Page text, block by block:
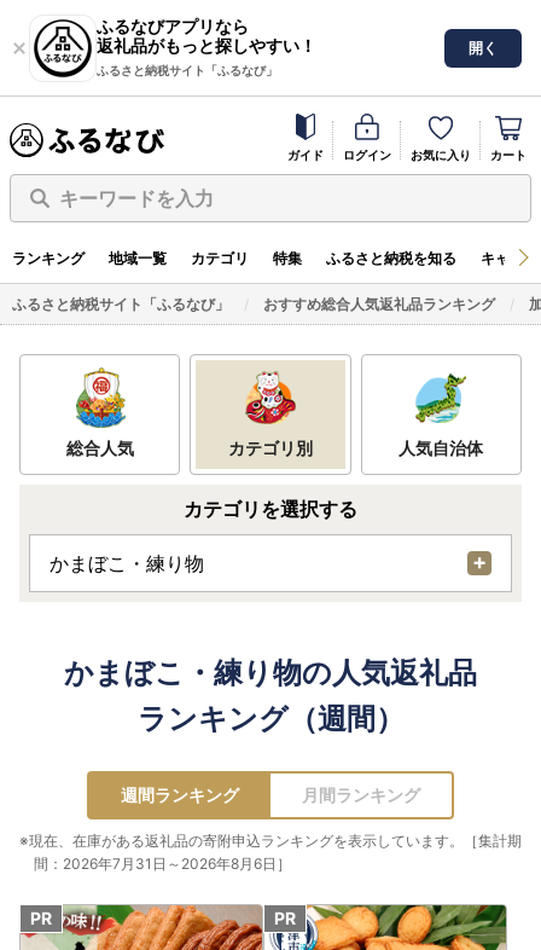
ふるなびアプリなら
返礼品がもっと探しやすい！
ふるさと納税サイト「ふるなび」
開く
ガイド ログイン お気に入り カート
キーワードを入力
ランキング 地域一覧 カテゴリ 特集 ふるさと納税を知る キャン
ふるさと納税サイト「ふるなび」 おすすめ総合人気返礼品ランキング
総合人気 カテゴリ別 人気自治体
カテゴリを選択する
かまぼこ・練り物
かまぼこ・練り物の人気返礼品
ランキング（週間）
週間ランキング 月間ランキング
※現在、在庫がある返礼品の寄附申込ランキングを表示しています。［集計期
間：2026年7月31日～2026年8月6日］